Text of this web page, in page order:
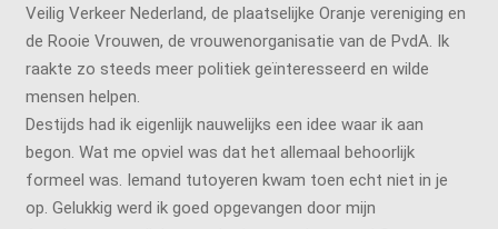
Veilig Verkeer Nederland, de plaatselijke Oranje vereniging en
de Rooie Vrouwen, de vrouwenorganisatie van de PvdA. Ik
raakte zo steeds meer politiek geïnteresseerd en wilde
mensen helpen.
Destijds had ik eigenlijk nauwelijks een idee waar ik aan
begon. Wat me opviel was dat het allemaal behoorlijk
formeel was. Iemand tutoyeren kwam toen echt niet in je
op. Gelukkig werd ik goed opgevangen door mijn